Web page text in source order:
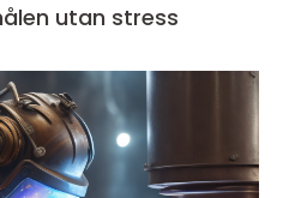
utan stress